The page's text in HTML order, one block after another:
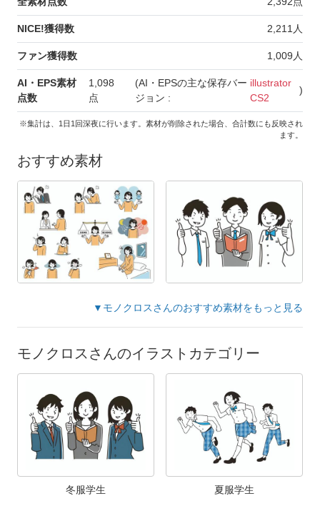
NICE!獲得数 2,211 人
ファン獲得数 1,009 人
AI・EPS素材
点数
1,098
点
(AI・EPSの主な保存バー
ジョン :
illustrator
CS2
)
※集計は、1日1回深夜に行います。素材が削除された場合、合計数にも反映され
ます。
おすすめ素材
▼モノクロスさんのおすすめ素材をもっと見る
モノクロスさんのイラストカテゴリー
冬服学生 夏服学生